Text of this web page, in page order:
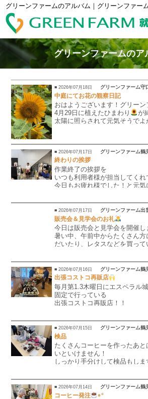
グリーンファームのアルバム｜グリーンファー
グリーンファームのア
■ 2026年07月18日 グリーンファーム守
中庭にてお花の観察日記
おはようございます！グリーン
4月29日に植えたひまわり
が
太陽に照らされて元気そうでよ
この夏はひまわり達に癒され
■ 2026年07月17日 グリーンファーム鶴
終わりの挨拶
作業終了の挨拶を
いつも利用者様が担当してくれ
今日もお疲れ様でした！と元
■ 2026年07月17日 グリーンファーム出
販売会＆見学会のお礼
今日は販売会と見学会を開催し
暑い中、午前中からたくさん
だいたり、レタスなどを買って
来月は、販売会と見学会はお休
また９月にお待ちしております
■ 2026年07月16日 グリーンファーム鶴
出張コストコ再販店
毎月第1.3木曜日にエスペラル
固定で行っている
出張コストコ再販店！！
天気もよく景色も良い中販売
■ 2026年07月15日 グリーンファーム鶴
検品
たくさんコーヒーを作ったあ
いといけません！
しっかり手分けして検品もしま
■ 2026年07月14日 グリーンファーム鶴
コーヒー発注 ∘°